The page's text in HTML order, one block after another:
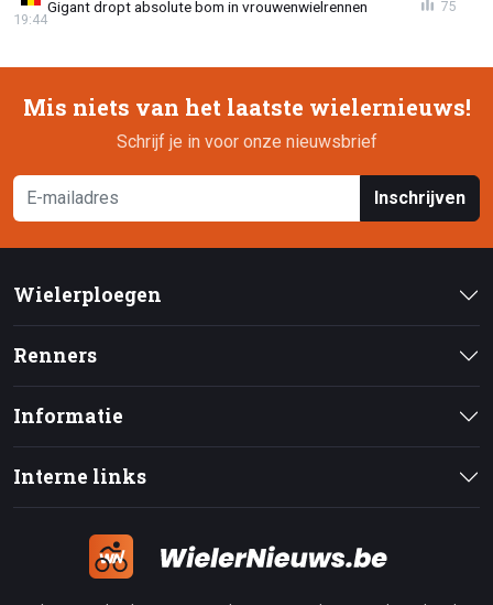
Gigant dropt absolute bom in vrouwenwielrennen
19:44
75
Mis niets van het laatste wielernieuws!
Schrijf je in voor onze nieuwsbrief
Inschrijven
Wielerploegen
Renners
Informatie
Interne links